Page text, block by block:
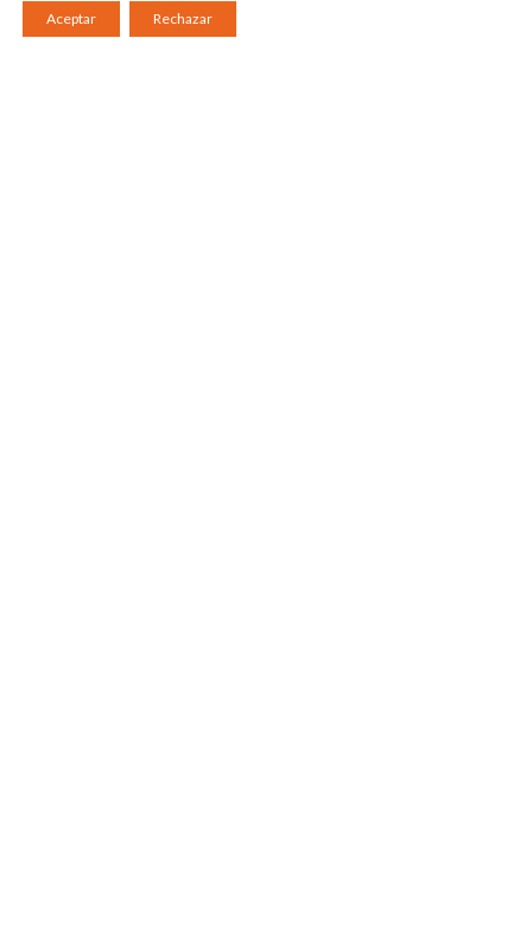
Aceptar Rechazar